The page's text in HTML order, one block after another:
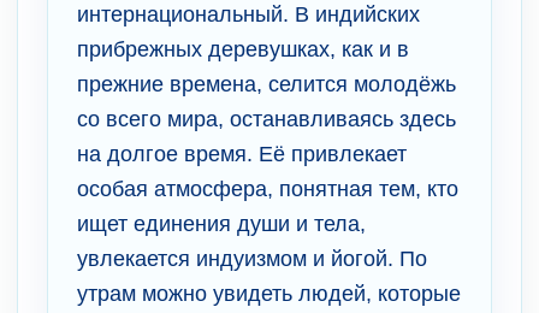
интернациональный. В индийских
прибрежных деревушках, как и в
прежние времена, селится молодёжь
со всего мира, останавливаясь здесь
на долгое время. Её привлекает
особая атмосфера, понятная тем, кто
ищет единения души и тела,
увлекается индуизмом и йогой. По
утрам можно увидеть людей, которые